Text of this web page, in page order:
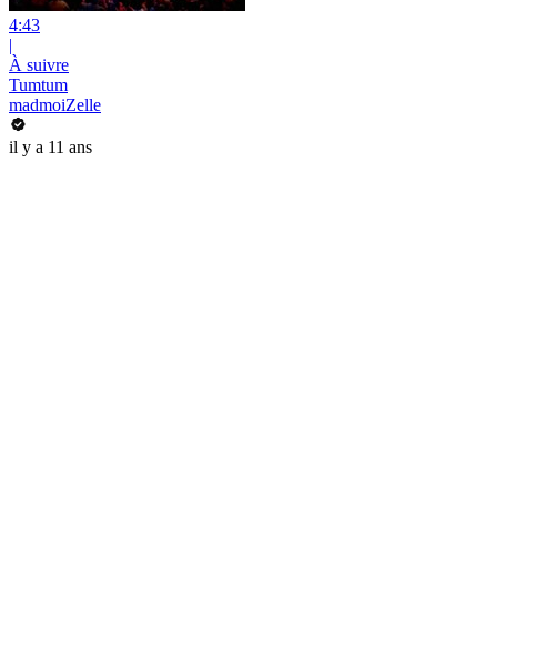
4:43
|
À suivre
Tumtum
madmoiZelle
il y a 11 ans